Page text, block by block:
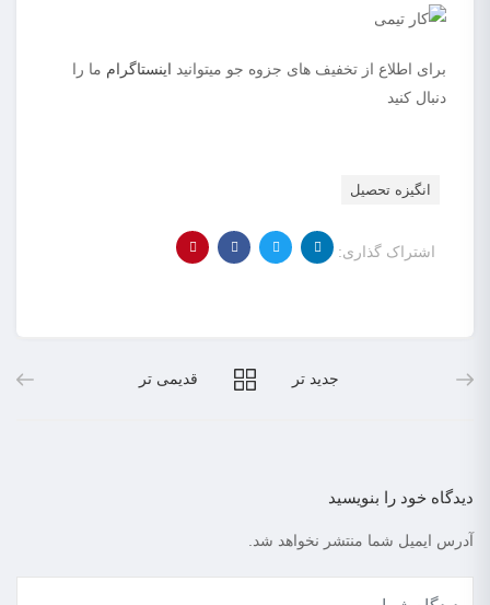
برای اطلاع از تخفیف های جزوه جو میتوانید اینستاگرام ما را
دنبال کنید
انگیزه تحصیل
اشتراک گذاری:
جدید تر قدیمی تر
دیدگاه خود را بنویسید
آدرس ایمیل شما منتشر نخواهد شد.